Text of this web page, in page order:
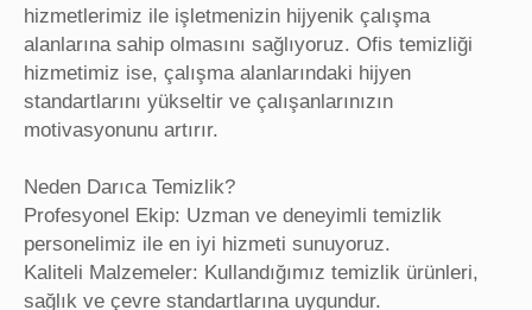
hizmetlerimiz ile işletmenizin hijyenik çalışma
alanlarına sahip olmasını sağlıyoruz. Ofis temizliği
hizmetimiz ise, çalışma alanlarındaki hijyen
standartlarını yükseltir ve çalışanlarınızın
motivasyonunu artırır.
Neden Darıca Temizlik?
Profesyonel Ekip: Uzman ve deneyimli temizlik
personelimiz ile en iyi hizmeti sunuyoruz.
Kaliteli Malzemeler: Kullandığımız temizlik ürünleri,
sağlık ve çevre standartlarına uygundur.